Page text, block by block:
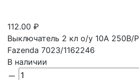
112.00 ₽
Выключатель 2 кл о/у 10А 250В/
Fazenda 7023/1162246
В наличии